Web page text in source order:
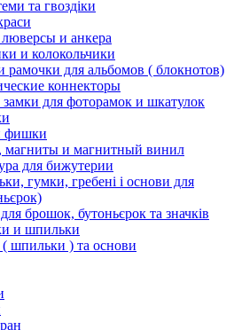
та гвоздіки
и анкера
и колокольчики
рамочки для альбомов ( блокнотов)
коннекторы
для фоторамок и шкатулок
фишки
магниты и магнитный винил
для бижутерии
гумки, гребені і основи для
брошок, бутоньєрок та значків
и шпильки
( шпильки ) та основи